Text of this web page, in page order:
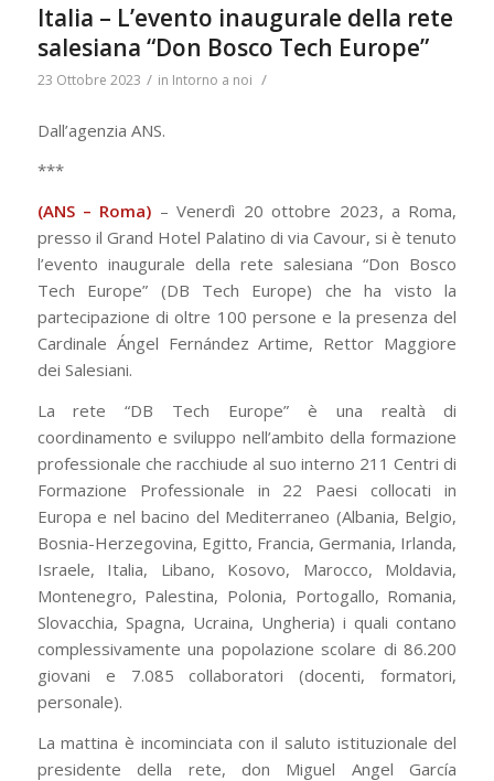
Italia – L’evento inaugurale della rete
salesiana “Don Bosco Tech Europe”
23 Ottobre 2023 / in Intorno a noi /
Dall’agenzia ANS.
***
(ANS – Roma) – Venerdì 20 ottobre 2023, a Roma,
presso il Grand Hotel Palatino di via Cavour, si è tenuto
l’evento inaugurale della rete salesiana “Don Bosco
Tech Europe” (DB Tech Europe) che ha visto la
partecipazione di oltre 100 persone e la presenza del
Cardinale Ángel Fernández Artime, Rettor Maggiore
dei Salesiani.
La rete “DB Tech Europe” è una realtà di
coordinamento e sviluppo nell’ambito della formazione
professionale che racchiude al suo interno 211 Centri di
Formazione Professionale in 22 Paesi collocati in
Europa e nel bacino del Mediterraneo (Albania, Belgio,
Bosnia-Herzegovina, Egitto, Francia, Germania, Irlanda,
Israele, Italia, Libano, Kosovo, Marocco, Moldavia,
Montenegro, Palestina, Polonia, Portogallo, Romania,
Slovacchia, Spagna, Ucraina, Ungheria) i quali contano
complessivamente una popolazione scolare di 86.200
giovani e 7.085 collaboratori (docenti, formatori,
personale).
La mattina è incominciata con il saluto istituzionale del
presidente della rete, don Miguel Angel García